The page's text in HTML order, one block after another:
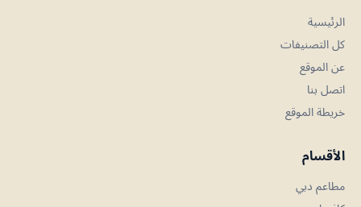
الرئيسية
كل التصنيفات
عن الموقع
اتصل بنا
خريطة الموقع
الأقسام
مطاعم دبي